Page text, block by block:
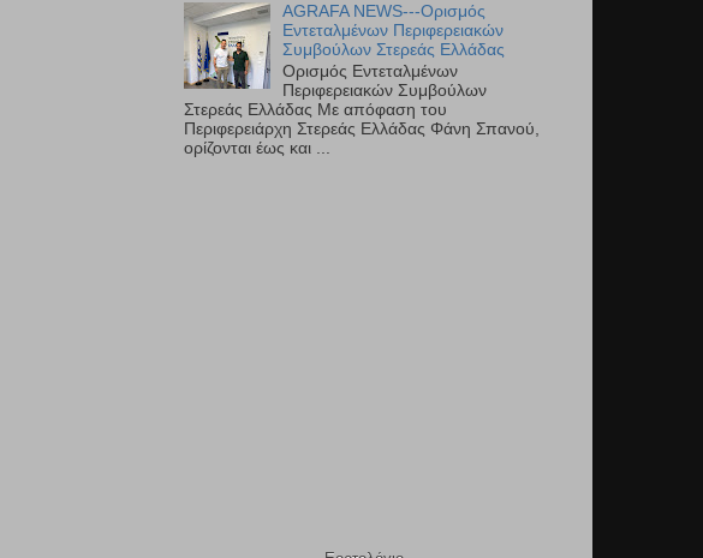
AGRAFA NEWS---Ορισμός
Εντεταλμένων Περιφερειακών
Συμβούλων Στερεάς Ελλάδας
Ορισμός Εντεταλμένων
Περιφερειακών Συμβούλων
Στερεάς Ελλάδας Με απόφαση του
Περιφερειάρχη Στερεάς Ελλάδας Φάνη Σπανού,
ορίζονται έως και ...